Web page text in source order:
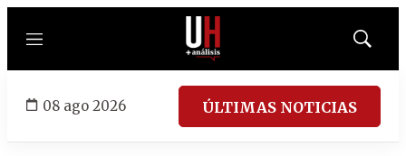
Menú
Mostrar
08 ago 2026 ÚLTIMAS NOTICIAS